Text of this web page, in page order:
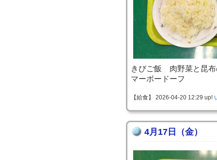
きびご飯 肉野菜と昆布
マーボードーフ
【給食】 2026-04-20 12:29 up!
4月17日（金）